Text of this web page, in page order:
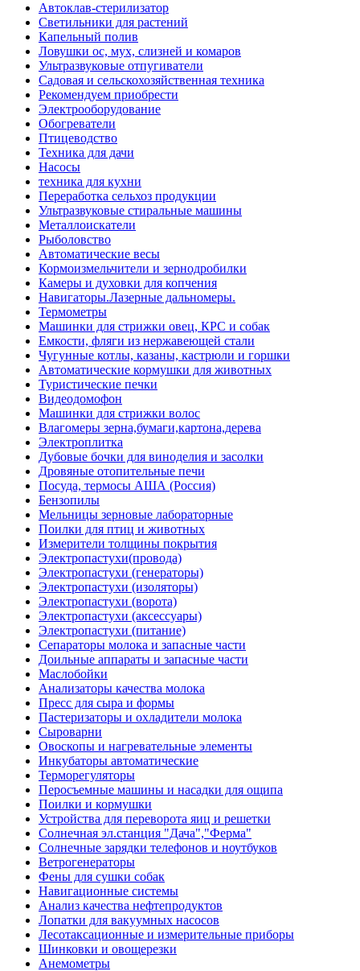
Автоклав-стерилизатор
Светильники для растений
Капельный полив
Ловушки ос, мух, слизней и комаров
Ультразвуковые отпугиватели
Садовая и сельскохозяйственная техника
Рекомендуем приобрести
Электрооборудование
Обогреватели
Птицеводство
Техника для дачи
Насосы
техника для кухни
Переработка сельхоз продукции
Ультразвуковые стиральные машины
Металлоискатели
Рыболовство
Автоматические весы
Кормоизмельчители и зернодробилки
Камеры и духовки для копчения
Навигаторы.Лазерные дальномеры.
Термометры
Машинки для стрижки овец, КРС и собак
Емкости, фляги из нержавеющей стали
Чугунные котлы, казаны, кастрюли и горшки
Автоматические кормушки для животных
Туристические печки
Видеодомофон
Машинки для стрижки волос
Влагомеры зерна,бумаги,картона,дерева
Электроплитка
Дубовые бочки для виноделия и засолки
Дровяные отопительные печи
Посуда, термосы АША (Россия)
Бензопилы
Мельницы зерновые лабораторные
Поилки для птиц и животных
Измерители толщины покрытия
Электропастухи(провода)
Электропастухи (генераторы)
Электропастухи (изоляторы)
Электропастухи (ворота)
Электропастухи (аксессуары)
Электропастухи (питание)
Сепараторы молока и запасные части
Доильные аппараты и запасные части
Маслобойки
Анализаторы качества молока
Пресс для сыра и формы
Пастеризаторы и охладители молока
Сыроварни
Овоскопы и нагревательные элементы
Инкубаторы автоматические
Терморегуляторы
Перосъемные машины и насадки для ощипа
Поилки и кормушки
Устройства для переворота яиц и решетки
Солнечная эл.станция "Дача","Ферма"
Солнечные зарядки телефонов и ноутбуков
Ветрогенераторы
Фены для сушки собак
Навигационные системы
Анализ качества нефтепродуктов
Лопатки для вакуумных насосов
Лесотаксационные и измерительные приборы
Шинковки и овощерезки
Анемометры